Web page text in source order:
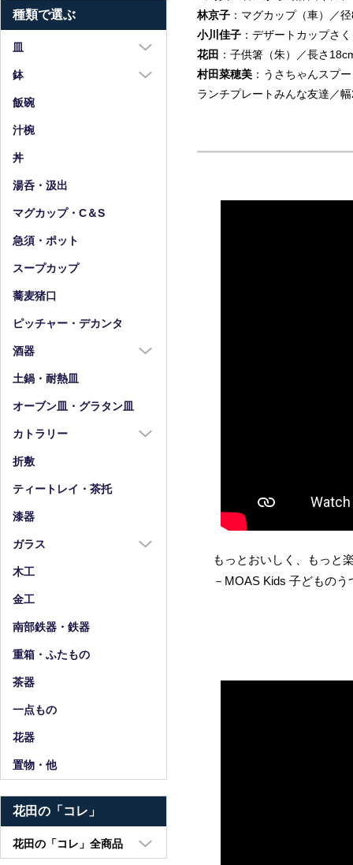
林京子 ：マグカップ（車）／
小川佳子 ：デザートカップさ
花田 ：子供箸（朱）／長さ
村田菜穂美 ：うさちゃんスプ
ランチプレートみんな友達／
もっとおいしく、もっと
－MOAS Kids 子どものう
種類で選ぶ
皿
大皿（8寸以上）
中皿（5～7寸）
小皿（4寸以下）
鉢
大鉢（8寸以上）
中鉢（5～7寸）
飯碗
汁椀
丼
湯呑・汲出
マグカップ・C＆S
急須・ポット
スープカップ
蕎麦猪口
ピッチャー・デカンタ
酒器
酒器全商品
徳利
土鍋・耐熱皿
オーブン皿・グラタン皿
カトラリー
カトラリー全商品
箸
箸置
折敷
ティートレイ・茶托
漆器
ガラス
ガラス全商品
グラス
ガラス皿
木工
金工
南部鉄器・鉄器
重箱・ふたもの
茶器
一点もの
花器
置物・他
花田の「コレ」
花田の「コレ」全商品